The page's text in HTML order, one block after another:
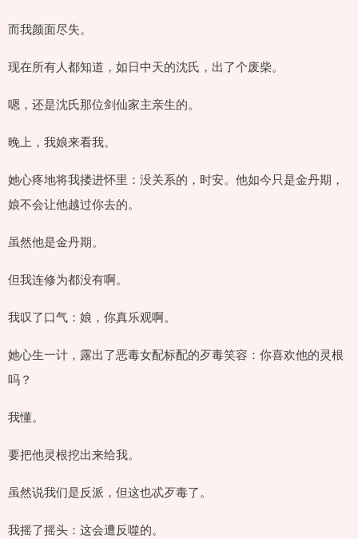
而我颜面尽失。
现在所有人都知道，如日中天的沈氏，出了个废柴。
嗯，还是沈氏那位剑仙家主亲生的。
晚上，我娘来看我。
她心疼地将我搂进怀里：没关系的，时安。他如今只是金丹期，
娘不会让他越过你去的。
虽然他是金丹期。
但我连修为都没有啊。
我叹了口气：娘，你真乐观啊。
她心生一计，露出了恶毒女配标配的歹毒笑容：你喜欢他的灵根
吗？
我懂。
要把他灵根挖出来给我。
虽然说我们是反派，但这也忒歹毒了。
我摇了摇头：这会遭反噬的。